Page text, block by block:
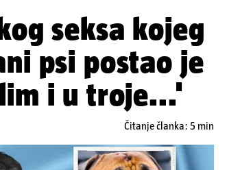
seksa kojeg
psi postao je
i u troje...'
Čitanje članka: 5 min